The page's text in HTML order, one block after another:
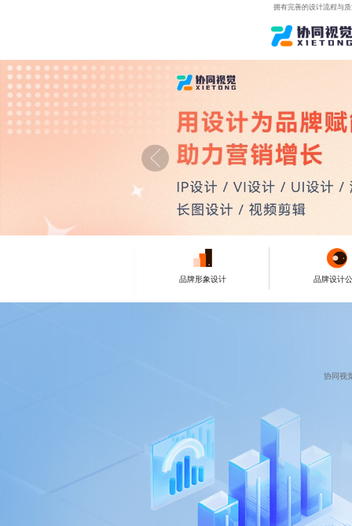
拥有完善的设计流程与
品牌形象设计 品牌设计
协同视